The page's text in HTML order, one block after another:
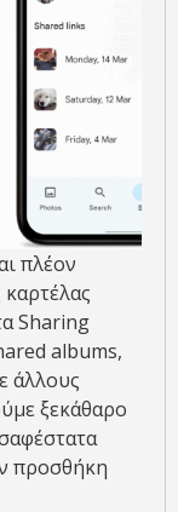
πλέον
Sharing
albums,
άλλους
ξεκάθαρο
προσθήκη